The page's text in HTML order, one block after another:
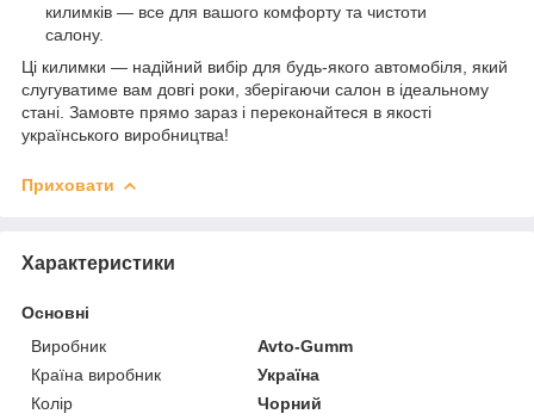
килимків — все для вашого комфорту та чистоти
салону.
Ці килимки — надійний вибір для будь-якого автомобіля, який
слугуватиме вам довгі роки, зберігаючи салон в ідеальному
стані. Замовте прямо зараз і переконайтеся в якості
українського виробництва!
Приховати
Характеристики
Основні
Виробник
Avto-Gumm
Країна виробник
Україна
Колір
Чорний